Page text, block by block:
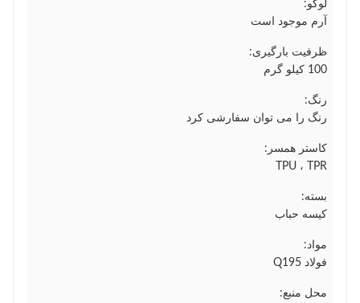
لوگو:
آرم موجود است
ظرفیت بارگیری:
100 کیلو گرم
رنگ:
رنگ را می توان سفارشی کرد
کاستر همسر:
TPU ، TPR
بسته:
کیسه حباب
مواد:
فولاد Q195
محل منبع: